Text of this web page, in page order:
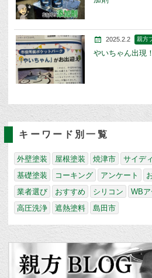
2025.2.2 親方
やいちゃん出現
キーワード別一覧
外壁塗装 屋根塗装 焼津市 サイデ
基礎塗装
コーキング アンケート
業者選び
おすすめ シリコン WBア
高圧洗浄
遮熱塗料 島田市